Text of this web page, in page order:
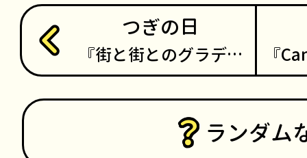
つぎの日
街と街とのグラデ…
ランダム